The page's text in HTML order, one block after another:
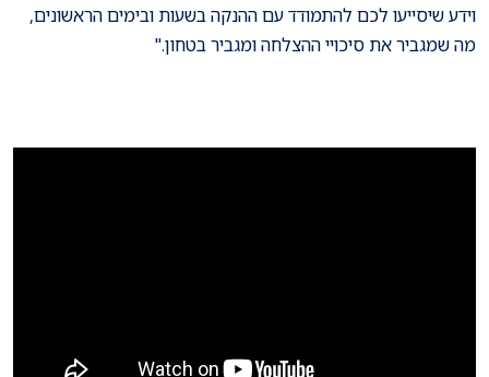
וידע שיסייעו לכם להתמודד עם ההנקה בשעות ובימים הראשונים,
מה שמגביר את סיכויי ההצלחה ומגביר בטחון."